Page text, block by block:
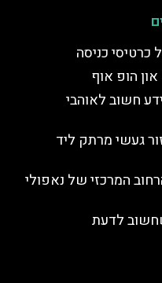
כרטיסי כניסה
הופ אוף
חשוב לאוהבי
געשי מרתק ליד
המרכזי של נאפולי
לדעת